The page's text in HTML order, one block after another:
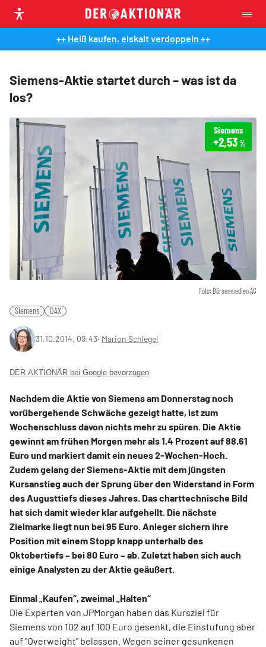
++ Heiß kaufen, eiskalt verdoppeln ++
Siemens-Aktie startet durch – was ist da
los?
Foto: Börsenmedien AG
Siemens
+2,53%
Siemens DAX
31.10.2014, 09:43‧ Marion Schlegel
DER AKTIONÄR bei Google bevorzugen
Nachdem die Aktie von Siemens am Donnerstag noch
vorübergehende Schwäche gezeigt hatte, ist zum
Wochenschluss davon nichts mehr zu spüren. Die Aktie
gewinnt am frühen Morgen mehr als 1,4 Prozent auf 88,61
Euro und markiert damit ein neues 2-Wochen-Hoch.
Zudem gelang der Siemens-Aktie mit dem jüngsten
Kursanstieg auch der Sprung über den Widerstand in Form
des Augusttiefs dieses Jahres. Das charttechnische Bild
hat sich damit wieder klar aufgehellt. Die nächste
Zielmarke liegt nun bei 95 Euro. Anleger sichern ihre
Position mit einem Stopp knapp unterhalb des
Oktobertiefs – bei 80 Euro – ab. Zuletzt haben sich auch
einige Analysten zu der Aktie geäußert.
Einmal „Kaufen“, zweimal „Halten“
Die Experten von JPMorgan haben das Kursziel für
Siemens von 102 auf 100 Euro gesenkt, die Einstufung aber
auf "Overweight" belassen. Wegen seiner gesunkenen